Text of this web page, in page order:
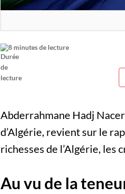
8 minutes de lecture
Abderrahmane Hadj
d’Algérie, revient sur le
richesses de l’Algérie, les
Au vu de la